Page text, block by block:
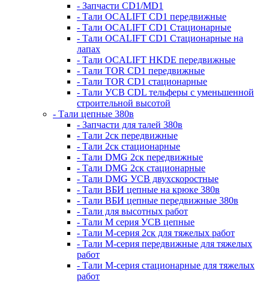
- Запчасти CD1/MD1
- Тали OCALIFT CD1 передвижные
- Тали OCALIFT CD1 Стационарные
- Тали OCALIFT CD1 Стационарные на
лапах
- Тали OCALIFT HKDE передвижные
- Тали TOR CD1 передвижные
- Тали TOR CD1 стационарные
- Тали УСВ CDL тельферы с уменьшенной
строительной высотой
- Тали цепные 380в
- Запчасти для талей 380в
- Тали 2ск передвижные
- Тали 2ск стационарные
- Тали DMG 2ск передвижные
- Тали DMG 2ск стационарные
- Тали DMG УСВ двухскоростные
- Тали ВБИ цепные на крюке 380в
- Тали ВБИ цепные передвижные 380в
- Тали для высотных работ
- Тали М серия УСВ цепные
- Тали М-серия 2ск для тяжелых работ
- Тали М-серия передвижные для тяжелых
работ
- Тали М-серия стационарные для тяжелых
работ